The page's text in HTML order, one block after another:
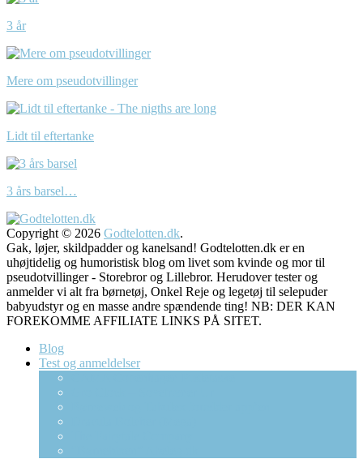
3 år
Mere om pseudotvillinger
Lidt til eftertanke
3 års barsel…
Copyright © 2026 Godtelotten.dk.
Gak, løjer, skildpadder og kanelsand! Godtelotten.dk er en
uhøjtidelig og humoristisk blog om livet som kvinde og mor til
pseudotvillinger - Storebror og Lillebror. Herudover tester og
anmelder vi alt fra børnetøj, Onkel Reje og legetøj til selepuder
babyudstyr og en masse andre spændende ting! NB: DER KAN
FOREKOMME AFFILIATE LINKS PÅ SITET.
Blog
Test og anmeldelser